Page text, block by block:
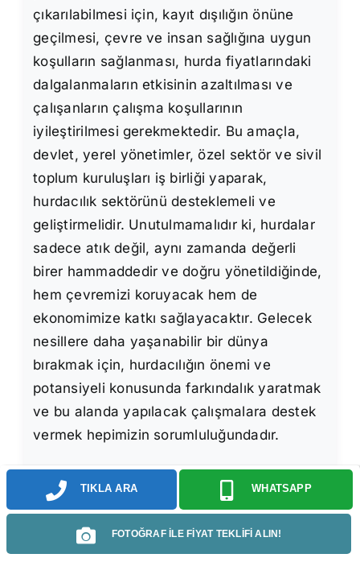
çıkarılabilmesi için, kayıt dışılığın önüne
geçilmesi, çevre ve insan sağlığına uygun
koşulların sağlanması, hurda fiyatlarındaki
dalgalanmaların etkisinin azaltılması ve
çalışanların çalışma koşullarının
iyileştirilmesi gerekmektedir. Bu amaçla,
devlet, yerel yönetimler, özel sektör ve sivil
toplum kuruluşları iş birliği yaparak,
hurdacılık sektörünü desteklemeli ve
geliştirmelidir. Unutulmamalıdır ki, hurdalar
sadece atık değil, aynı zamanda değerli
birer hammaddedir ve doğru yönetildiğinde,
hem çevremizi koruyacak hem de
ekonomimize katkı sağlayacaktır. Gelecek
nesillere daha yaşanabilir bir dünya
bırakmak için, hurdacılığın önemi ve
potansiyeli konusunda farkındalık yaratmak
ve bu alanda yapılacak çalışmalara destek
vermek hepimizin sorumluluğundadır.
TIKLA ARA WHATSAPP
FOTOĞRAF İLE FİYAT TEKLİFİ ALIN!